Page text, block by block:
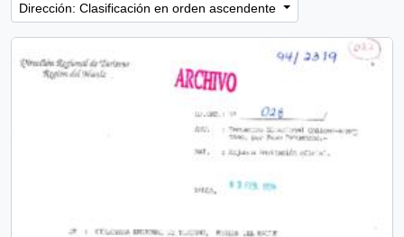
Dirección: Clasificación en orden ascendente